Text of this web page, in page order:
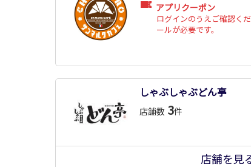
アプリクーポン
ログインのうえご確認く
ールが必要です。
しゃぶしゃぶどん亭
店舗数 3件
店舗を見